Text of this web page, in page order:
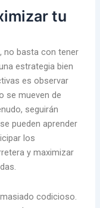
tu
no basta con tener
estrategia bien
es observar
se mueven de
seguirán
pueden aprender
los
y maximizar
codicioso.